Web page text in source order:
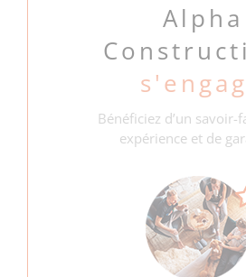
Alpha
Bénéficiez d’un savoir-
expérience et de